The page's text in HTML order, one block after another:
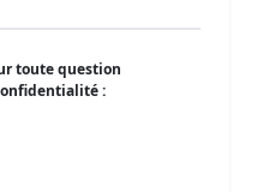
toute question
: